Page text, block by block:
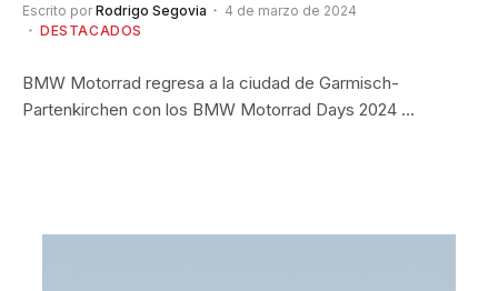
Escrito por Rodrigo Segovia
4 de marzo de 2024
DESTACADOS
BMW Motorrad regresa a la ciudad de Garmisch-
Partenkirchen con los BMW Motorrad Days 2024 …